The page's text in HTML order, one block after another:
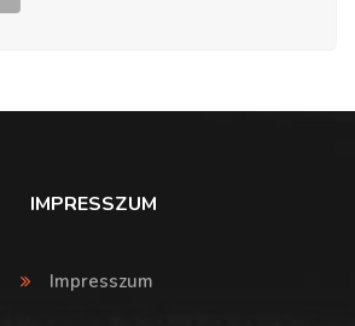
IMPRESSZUM
Impresszum